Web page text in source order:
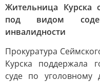
Жительница Курска
под видом
инвалидности
Прокуратура
Курска поддержала
суде по уголовному